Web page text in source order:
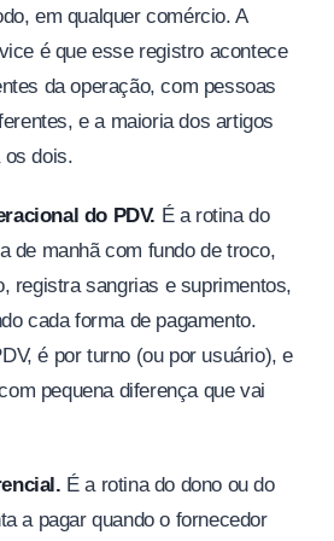
em qualquer comércio. A
é que esse registro acontece
da operação, com pessoas
e a maioria dos artigos
os dois.
do PDV. É a rotina do
de manhã com fundo de troco,
registra sangrias e suprimentos,
cada forma de pagamento.
é por turno (ou por usuário), e
pequena diferença que vai
É a rotina do dono ou do
a pagar quando o fornecedor